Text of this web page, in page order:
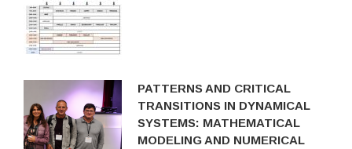
PATTERNS AND CRITICAL
TRANSITIONS IN DYNAMICAL
SYSTEMS: MATHEMATICAL
MODELING AND NUMERICAL